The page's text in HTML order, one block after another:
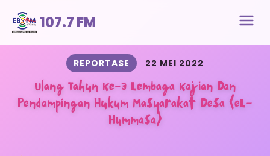
107.7 FM
REPORTASE 22 MEI 2022
Ulang Tahun Ke-3 Lembaga Kajian Dan
Pendampingan Hukum Masyarakat Desa (eL-
Hummasa)